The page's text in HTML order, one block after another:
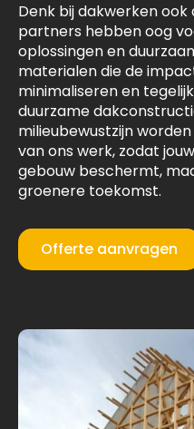
Denk bij dakwerken ook
partners hebben oog
oplossingen en
materialen die de
minimaliseren en
duurzame
milieubewustzijn
van ons werk, zodat
gebouw beschermt,
groenere toekomst.
Offerte aanvragen